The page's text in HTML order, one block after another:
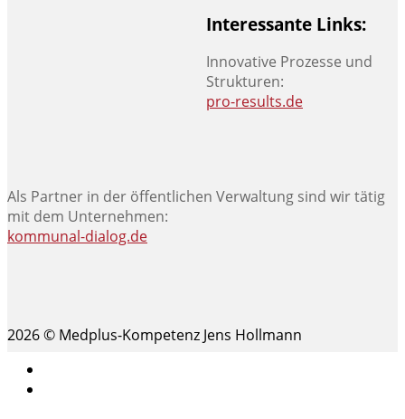
Interessante Links:
Innovative Prozesse und
Strukturen:
pro-results.de
Als Partner in der öffentlichen Verwaltung sind wir tätig
mit dem Unternehmen:
kommunal-dialog.de
2026 © Medplus-Kompetenz Jens Hollmann